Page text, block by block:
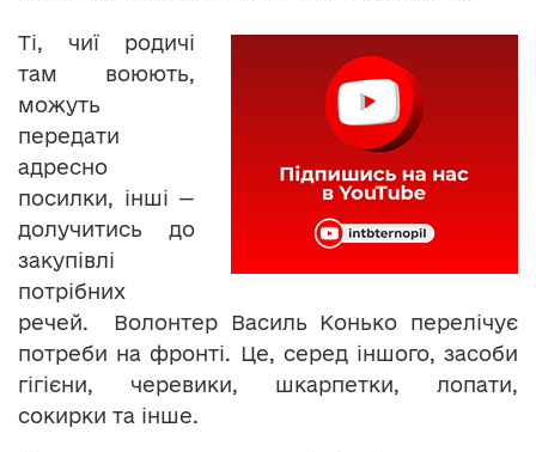
Ті, чиї родичі
там воюють,
можуть
передати
адресно
посилки, інші —
долучитись до
закупівлі
потрібних
речей. Волонтер Василь Конько перелічує
потреби на фронті. Це, серед іншого, засоби
гігієни, черевики, шкарпетки, лопати,
сокирки та інше.